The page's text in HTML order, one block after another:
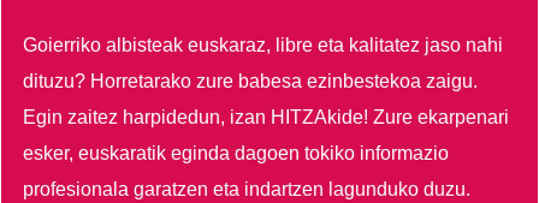
Goierriko albisteak euskaraz, libre eta kalitatez jaso nahi
dituzu? Horretarako zure babesa ezinbestekoa zaigu.
Egin zaitez harpidedun, izan HITZAkide!Zure ekarpenari
esker, euskaratik eginda dagoen tokiko informazio
profesionala garatzen eta indartzen lagunduko duzu.